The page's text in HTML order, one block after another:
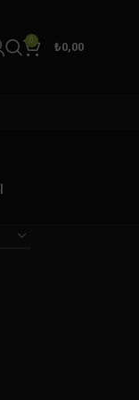
0
₺0,00